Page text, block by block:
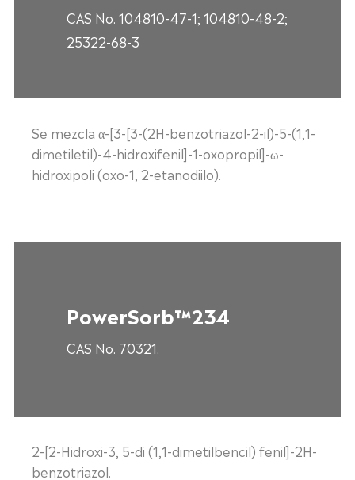
CAS No. 104810-47-1; 104810-48-2;
25322-68-3
Se mezcla α-[3-[3-(2H-benzotriazol-2-il)-5-(1,1-
dimetiletil)-4-hidroxifenil]-1-oxopropil]-ω-
hidroxipoli (oxo-1, 2-etanodiilo).
PowerSorb™234
CAS No. 70321.
2-[2-Hidroxi-3, 5-di (1,1-dimetilbencil) fenil]-2H-
benzotriazol.